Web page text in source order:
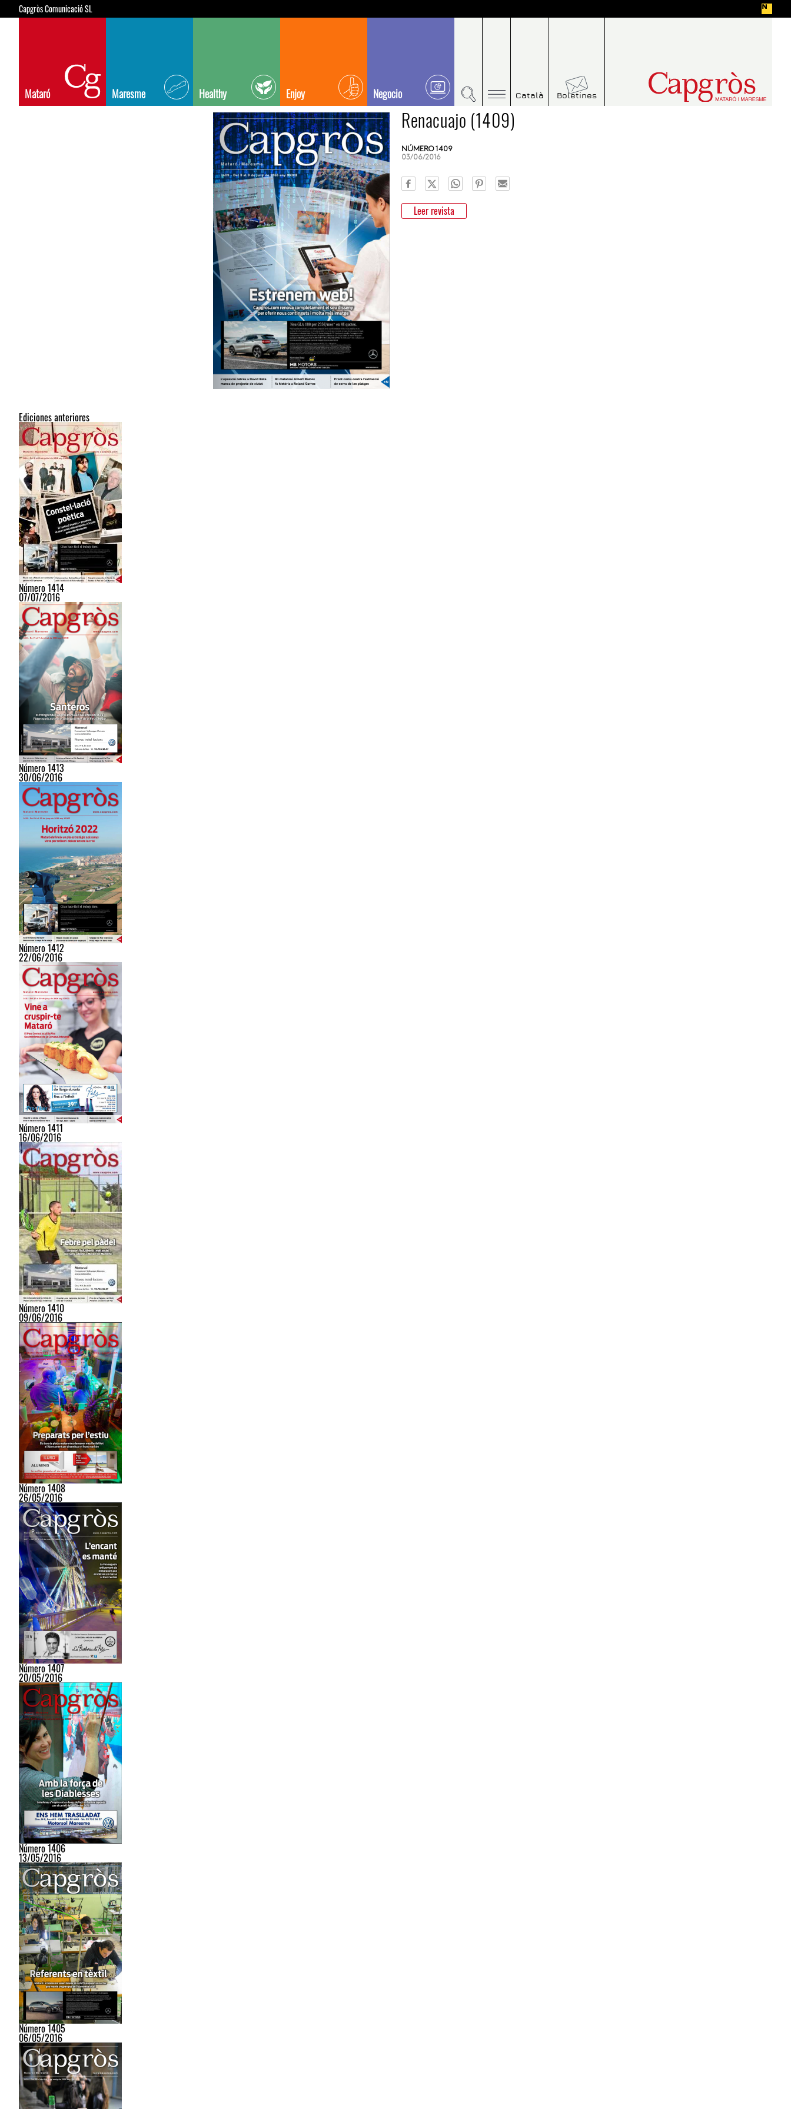
Capgròs Comunicació SL
Mataró Maresme Healthy Enjoy Negocio Català Boletines
Renacuajo (1409)
NÚMERO 1409
03/06/2016
Leer revista
Ediciones anteriores
Número 1414
07/07/2016
Número 1413
30/06/2016
Número 1412
22/06/2016
Número 1411
16/06/2016
Número 1410
09/06/2016
Número 1408
26/05/2016
Número 1407
20/05/2016
Número 1406
13/05/2016
Número 1405
06/05/2016